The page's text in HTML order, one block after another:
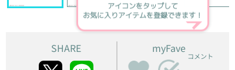
アイコンをタップして
お気に入りアイテムを登録できます！
SHARE myFave
コメント